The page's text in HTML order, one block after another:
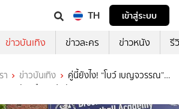
TH
เข้าสู่ระบบ
ข่าวบันเทิง ข่าวละคร ข่าวหนัง รี
า ข่าวบันเทิง
คู่นี้ยังไง! “โบว์ เบญจวรรณ”
สงสัยหรือจะเปิดตัว?